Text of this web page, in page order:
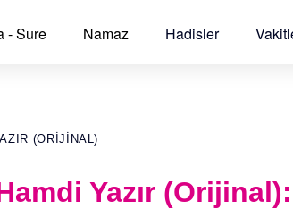
- Sure Namaz Hadisler
(ORIJINAL)
Hamdi Yazır